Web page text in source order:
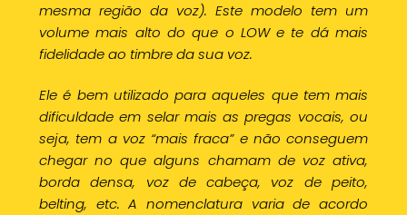
mesma região da voz). Este modelo tem um
volume mais alto do que o LOW e te dá mais
fidelidade ao timbre da sua voz.
Ele é bem utilizado para aqueles que tem mais
dificuldade em selar mais as pregas vocais, ou
seja, tem a voz “mais fraca” e não conseguem
chegar no que alguns chamam de voz ativa,
borda densa, voz de cabeça, voz de peito,
belting, etc. A nomenclatura varia de acordo